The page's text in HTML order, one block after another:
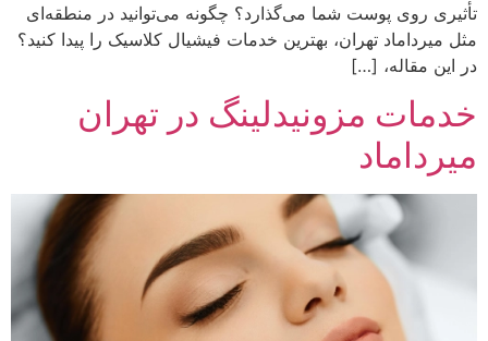
تأثیری روی پوست شما می‌گذارد؟ چگونه می‌توانید در منطقه‌ای
مثل میرداماد تهران، بهترین خدمات فیشیال کلاسیک را پیدا کنید؟
در این مقاله، […]
خدمات مزونیدلینگ در تهران
میرداماد